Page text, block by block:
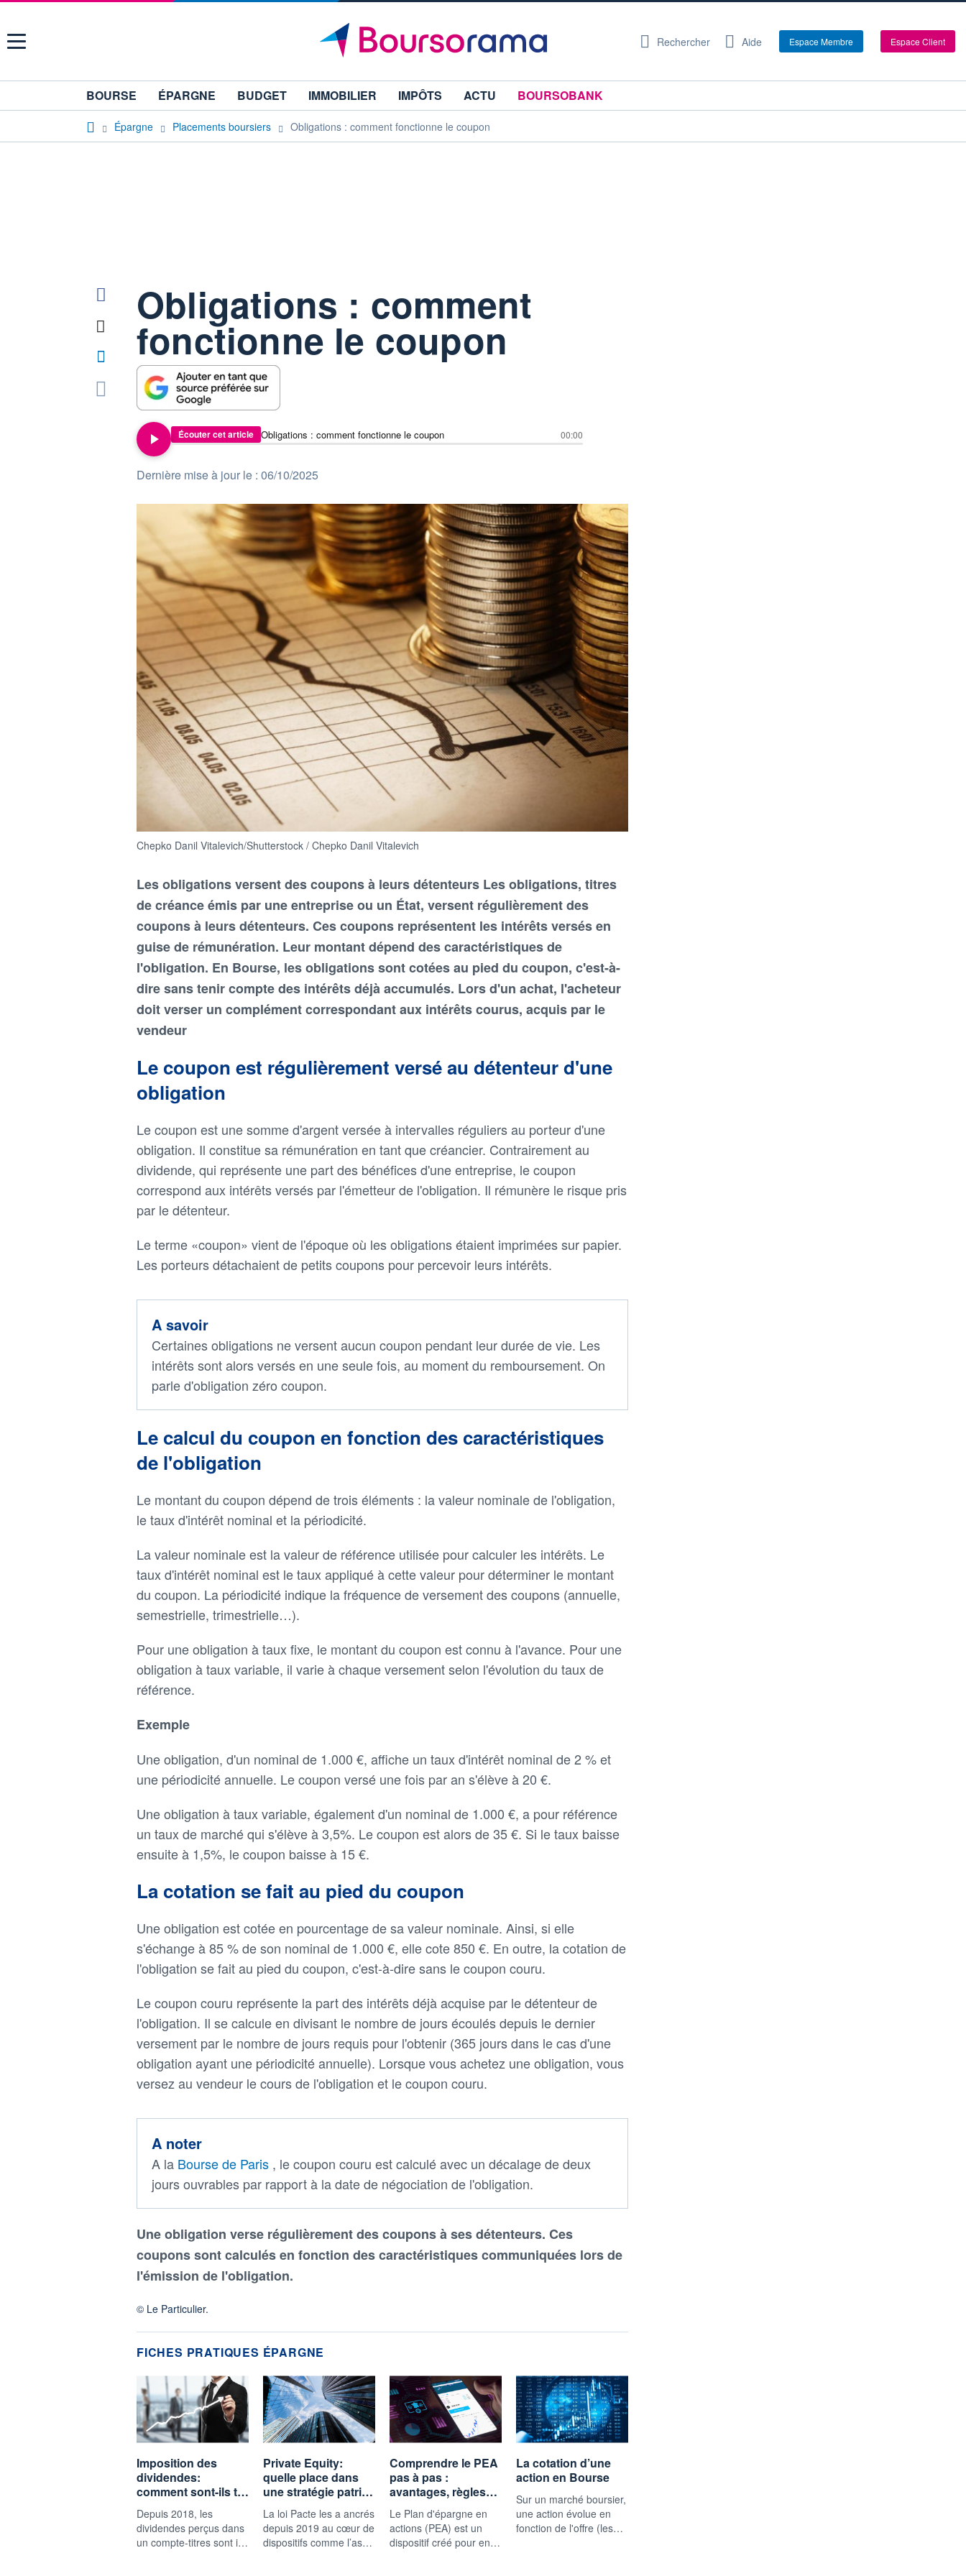
Menu Rechercher Aide Espace Membre Espace Client
BOURSE ÉPARGNE BUDGET IMMOBILIER IMPÔTS ACTU BOURSOBANK
Épargne Placements boursiers Obligations : comment fonctionne le coupon
Obligations : comment
fonctionne le coupon
Écouter cet article Obligations : comment fonctionne le coupon 00:00
Dernière mise à jour le : 06/10/2025
Chepko Danil Vitalevich/Shutterstock / Chepko Danil Vitalevich
Les obligations versent des coupons à leurs détenteurs Les obligations, titres
de créance émis par une entreprise ou un État, versent régulièrement des
coupons à leurs détenteurs. Ces coupons représentent les intérêts versés en
guise de rémunération. Leur montant dépend des caractéristiques de
l'obligation. En Bourse, les obligations sont cotées au pied du coupon, c'est-à-
dire sans tenir compte des intérêts déjà accumulés. Lors d'un achat, l'acheteur
doit verser un complément correspondant aux intérêts courus, acquis par le
vendeur
Le coupon est régulièrement versé au détenteur d'une
obligation
Le coupon est une somme d'argent versée à intervalles réguliers au porteur d'une
obligation. Il constitue sa rémunération en tant que créancier. Contrairement au
dividende, qui représente une part des bénéfices d'une entreprise, le coupon
correspond aux intérêts versés par l'émetteur de l'obligation. Il rémunère le risque pris
par le détenteur.
Le terme «coupon» vient de l'époque où les obligations étaient imprimées sur papier.
Les porteurs détachaient de petits coupons pour percevoir leurs intérêts.
A savoir
Certaines obligations ne versent aucun coupon pendant leur durée de vie. Les
intérêts sont alors versés en une seule fois, au moment du remboursement. On
parle d'obligation zéro coupon.
Le calcul du coupon en fonction des caractéristiques
de l'obligation
Le montant du coupon dépend de trois éléments : la valeur nominale de l'obligation,
le taux d'intérêt nominal et la périodicité.
La valeur nominale est la valeur de référence utilisée pour calculer les intérêts. Le
taux d'intérêt nominal est le taux appliqué à cette valeur pour déterminer le montant
du coupon. La périodicité indique la fréquence de versement des coupons (annuelle,
semestrielle, trimestrielle…).
Pour une obligation à taux fixe, le montant du coupon est connu à l'avance. Pour une
obligation à taux variable, il varie à chaque versement selon l'évolution du taux de
référence.
Exemple
Une obligation, d'un nominal de 1.000 €, affiche un taux d'intérêt nominal de 2 % et
une périodicité annuelle. Le coupon versé une fois par an s'élève à 20 €.
Une obligation à taux variable, également d'un nominal de 1.000 €, a pour référence
un taux de marché qui s'élève à 3,5%. Le coupon est alors de 35 €. Si le taux baisse
ensuite à 1,5%, le coupon baisse à 15 €.
La cotation se fait au pied du coupon
Une obligation est cotée en pourcentage de sa valeur nominale. Ainsi, si elle
s'échange à 85 % de son nominal de 1.000 €, elle cote 850 €. En outre, la cotation de
l'obligation se fait au pied du coupon, c'est-à-dire sans le coupon couru.
Le coupon couru représente la part des intérêts déjà acquise par le détenteur de
l'obligation. Il se calcule en divisant le nombre de jours écoulés depuis le dernier
versement par le nombre de jours requis pour l'obtenir (365 jours dans le cas d'une
obligation ayant une périodicité annuelle). Lorsque vous achetez une obligation, vous
versez au vendeur le cours de l'obligation et le coupon couru.
A noter
A la Bourse de Paris , le coupon couru est calculé avec un décalage de deux
jours ouvrables par rapport à la date de négociation de l'obligation.
Une obligation verse régulièrement des coupons à ses détenteurs. Ces
coupons sont calculés en fonction des caractéristiques communiquées lors de
l'émission de l'obligation.
© Le Particulier.
FICHES PRATIQUES ÉPARGNE
Imposition des
dividendes:
comment sont-ils t…
Depuis 2018, les
dividendes perçus dans
un compte-titres sont i…
Private Equity:
quelle place dans
une stratégie patri…
La loi Pacte les a ancrés
depuis 2019 au cœur de
dispositifs comme l’as…
Comprendre le PEA
pas à pas :
avantages, règles…
Le Plan d'épargne en
actions (PEA) est un
dispositif créé pour en…
La cotation d’une
action en Bourse
Sur un marché boursier,
une action évolue en
fonction de l'offre (les…